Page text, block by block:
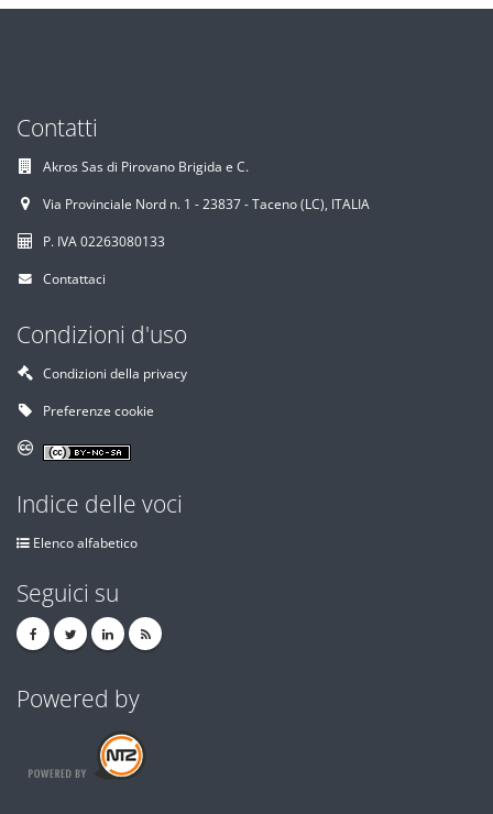
Contatti
Akros Sas di Pirovano Brigida e C.
Via Provinciale Nord n. 1 - 23837 - Taceno (LC), ITALIA
P. IVA 02263080133
Contattaci
Condizioni d'uso
Condizioni della privacy
Preferenze cookie
Indice delle voci
Elenco alfabetico
Seguici su
Powered by